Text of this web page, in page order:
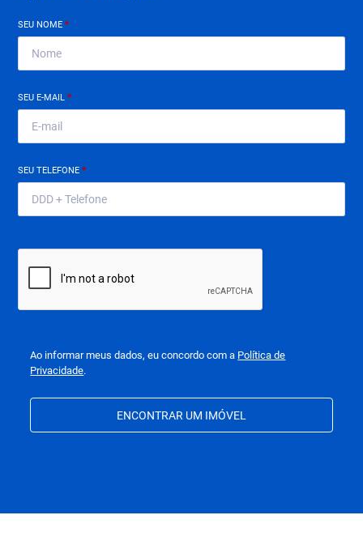
SEU NOME*
SEU E-MAIL*
SEU TELEFONE*
Ao informar meus dados, eu concordo com a Política de
Privacidade.
ENCONTRAR UM IMÓVEL